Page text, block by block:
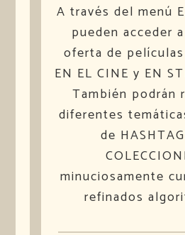
A través del menú
pueden acceder
oferta de
EN EL CINE y EN
También podrán
diferentes
de
minuciosamente
refinados